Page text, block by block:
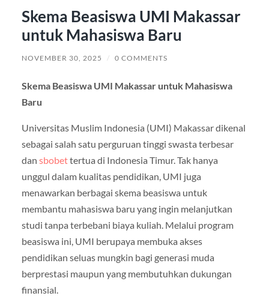
Skema Beasiswa UMI Makassar
untuk Mahasiswa Baru
NOVEMBER 30, 2025 / 0 COMMENTS
Skema Beasiswa UMI Makassar untuk Mahasiswa
Baru
Universitas Muslim Indonesia (UMI) Makassar dikenal
sebagai salah satu perguruan tinggi swasta terbesar
dan sbobettertua di Indonesia Timur. Tak hanya
unggul dalam kualitas pendidikan, UMI juga
menawarkan berbagai skema beasiswa untuk
membantu mahasiswa baru yang ingin melanjutkan
studi tanpa terbebani biaya kuliah. Melalui program
beasiswa ini, UMI berupaya membuka akses
pendidikan seluas mungkin bagi generasi muda
berprestasi maupun yang membutuhkan dukungan
finansial.